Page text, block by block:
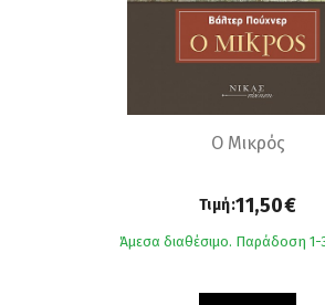
Ο Μικρός
Τιμή:11,50€
Άμεσα διαθέσιμο. Παράδοση 1-